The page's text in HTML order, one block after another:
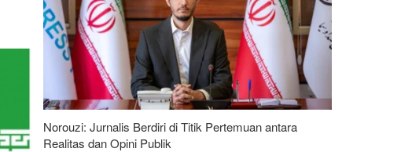
Norouzi: Jurnalis Berdiri di Titik Pertemuan antara
Realitas dan Opini Publik